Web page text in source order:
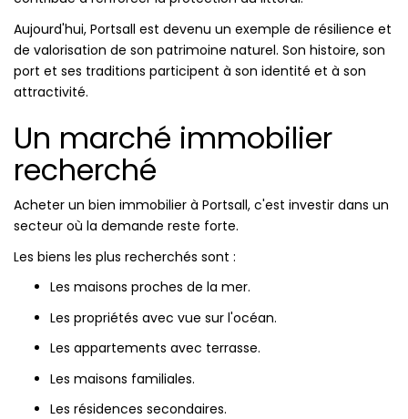
Aujourd'hui, Portsall est devenu un exemple de résilience et
de valorisation de son patrimoine naturel. Son histoire, son
port et ses traditions participent à son identité et à son
attractivité.
Un marché immobilier
recherché
Acheter un bien immobilier à Portsall, c'est investir dans un
secteur où la demande reste forte.
Les biens les plus recherchés sont :
Les maisons proches de la mer.
Les propriétés avec vue sur l'océan.
Les appartements avec terrasse.
Les maisons familiales.
Les résidences secondaires.